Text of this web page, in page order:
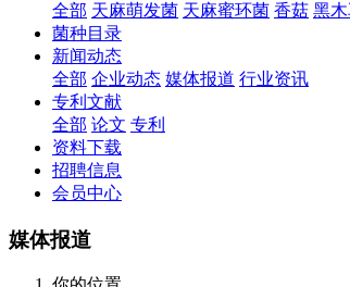
全部 天麻萌发菌 天麻蜜环菌 香菇 黑
菌种目录
新闻动态
全部 企业动态 媒体报道 行业资讯
专利文献
全部 论文 专利
资料下载
招聘信息
会员中心
媒体报道